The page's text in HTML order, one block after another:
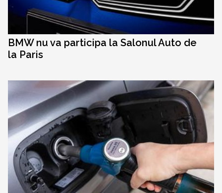
BMW nu va participa la Salonul Auto de
la Paris